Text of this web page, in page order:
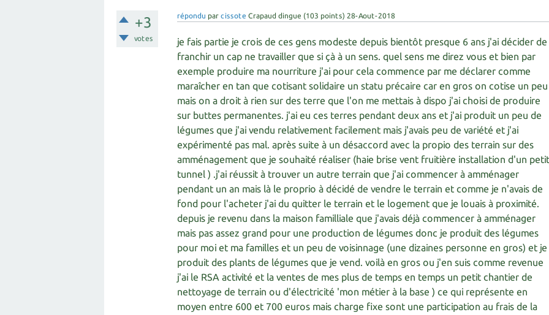
+3
votes
répondu parcissote Crapaud dingue (103 points) 28-Aout-2018
je fais partie je crois de ces gens modeste depuis bientôt presque 6 ans j'ai décider de
franchir un cap ne travailler que si çà à un sens. quel sens me direz vous et bien par
exemple produire ma nourriture j'ai pour cela commence par me déclarer comme
maraîcher en tan que cotisant solidaire un statu précaire car en gros on cotise un peu
mais on a droit à rien sur des terre que l'on me mettais à dispo j'ai choisi de produire
sur buttes permanentes. j'ai eu ces terres pendant deux ans et j'ai produit un peu de
légumes que j'ai vendu relativement facilement mais j'avais peu de variété et j'ai
expérimenté pas mal. après suite à un désaccord avec la propio des terrain sur des
amménagement que je souhaité réaliser (haie brise vent fruitière installation d'un petit
tunnel ) .j'ai réussit à trouver un autre terrain que j'ai commencer à amménager
pendant un an mais là le proprio à décidé de vendre le terrain et comme je n'avais de
fond pour l'acheter j'ai du quitter le terrain et le logement que je louais à proximité.
depuis je revenu dans la maison familliale que j'avais déjà commencer à amménager
mais pas assez grand pour une production de légumes donc je produit des légumes
pour moi et ma familles et un peu de voisinnage (une dizaines personne en gros) et je
produit des plants de légumes que je vend. voilà en gros ou j'en suis comme revenue
j'ai le RSA activité et la ventes de mes plus de temps en temps un petit chantier de
nettoyage de terrain ou d'électricité 'mon métier à la base ) ce qui représente en
moyen entre 600 et 700 euros mais charge fixe sont une participation au frais de la